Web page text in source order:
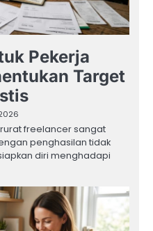
Pekerja
Target
freelancer sangat
penghasilan tidak
diri menghadapi